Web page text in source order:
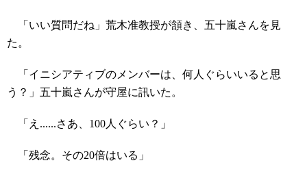
「いい質問だね」荒木准教授が頷き、五十嵐さんを見
た。
「イニシアティブのメンバーは、何人ぐらいいると思
う？」五十嵐さんが守屋に訊いた。
「え......さあ、100人ぐらい？」
「残念。その20倍はいる」